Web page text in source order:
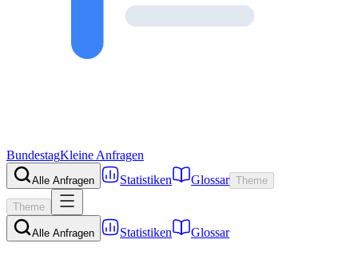
BundestagKleine Anfragen
Alle Anfragen Statistiken Glossar Theme
Theme
Alle Anfragen Statistiken Glossar